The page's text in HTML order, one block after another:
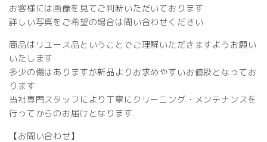
お客様には画像を見てご判断いただいております
詳しい写真をご希望の場合は問い合わせください
商品はリユース品ということでご理解いただきますようお願い
いたします
多少の傷はありますが新品よりお求めやすいお値段となってお
ります
当社専門スタッフにより丁寧にクリーニング・メンテナンスを
行ってからのお届けとなります
【お問い合わせ】